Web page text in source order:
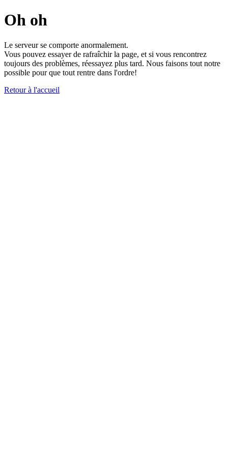
Oh oh
Le serveur se comporte anormalement.
Vous pouvez essayer de rafraîchir la page, et si vous rencontrez
toujours des problèmes, réessayez plus tard. Nous faisons tout notre
possible pour que tout rentre dans l'ordre!
Retour à l'accueil